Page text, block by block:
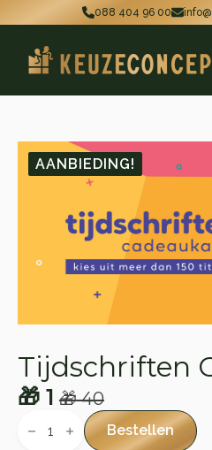
088 404 96 00
AANBIEDING!
Tijdschriften
🎁40
Oorspronkelijke
prijs
🎁 1
Huidige
prijs
Tijdschriften
Cadeaukaart Bestellen